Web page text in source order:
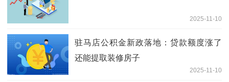
2025-11-10
驻马店公积金新政落地：贷款额度涨了
还能提取装修房子
2025-11-10